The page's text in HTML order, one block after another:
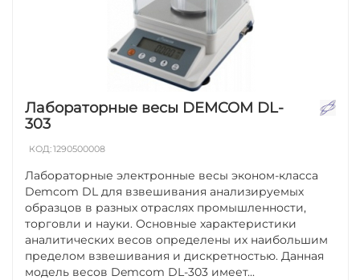
Лабораторные весы DEMCOM DL-
303
КОД:1290500008
Лабораторные электронные весы эконом-класса
Demcom DL для взвешивания анализируемых
образцов в разных отраслях промышленности,
торговли и науки. Основные характеристики
аналитических весов определены их наибольшим
пределом взвешивания и дискретностью. Данная
модель весов Demcom DL-303 имеет...